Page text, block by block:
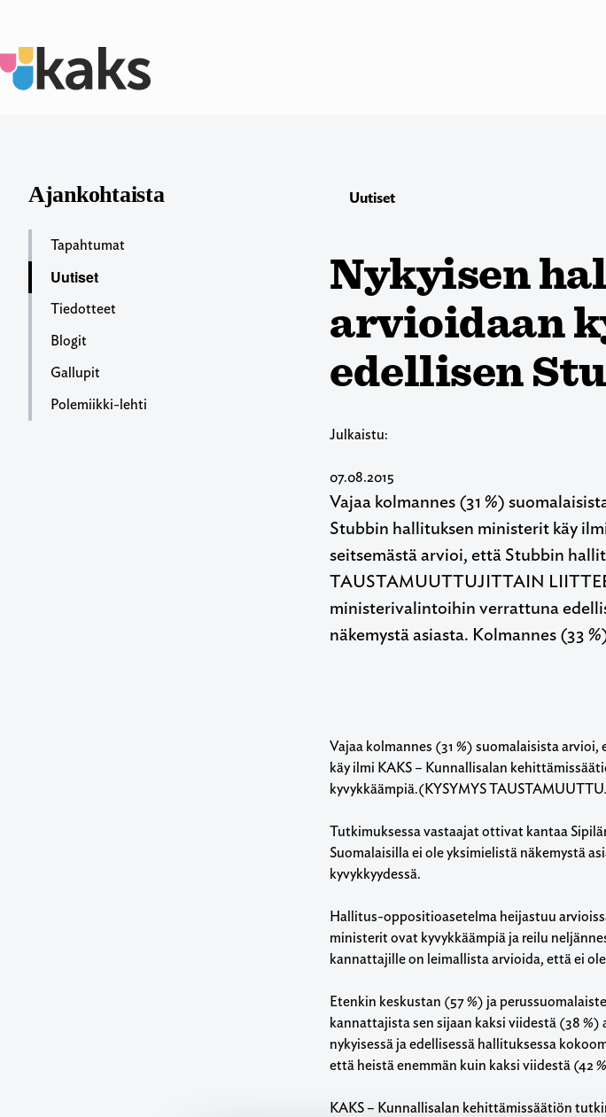
Uutiset
Nykyisen
arvioidaan
edellisen
Julkaistu:
07.08.2015
Vajaa kolmannes (31 %)
Stubbin hallituksen ministerit käy
seitsemästä arvioi, että Stubbin
TAUSTAMUUTTUJITTAIN
ministerivalintoihin verrattuna
näkemystä asiasta. Kolmannes (33
Vajaa kolmannes (31 %) suomalaisista
käy ilmi KAKS – Kunnallisalan
kyvykkäämpiä.(KYSYMYS
Tutkimuksessa vastaajat ottivat kantaa
Suomalaisilla ei ole yksimielistä näkemystä
kyvykkyydessä.
Hallitus-oppositioasetelma heijastuu
ministerit ovat kyvykkäämpiä ja reilu
kannattajille on leimallista arvioida, että ei
Etenkin keskustan (57 %) ja
kannattajista sen sijaan kaksi viidestä (38
nykyisessä ja edellisessä hallituksessa
että heistä enemmän kuin kaksi viidestä (42
KAKS – Kunnallisalan kehittämissäätiön
Ajankohtaista
Tapahtumat
Uutiset
Tiedotteet
Blogit
Gallupit
Polemiikki-lehti